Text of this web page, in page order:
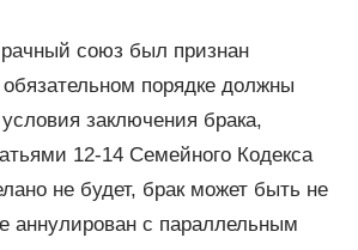
союз был признан
порядке должны
заключения брака,
12-14 Семейного Кодекса
не будет, брак может быть не
аннулирован с параллельным